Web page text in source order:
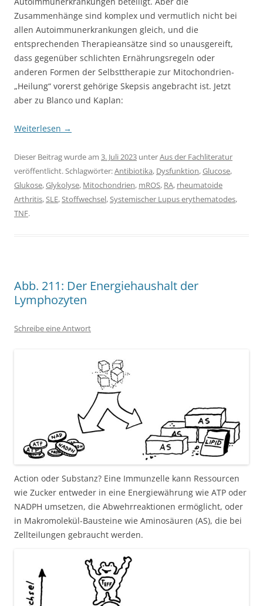
Zusammenhänge sind komplex und vermutlich nicht bei
allen Autoimmunerkrankungen gleich, und die
entsprechenden Therapieansätze sind so unausgereift,
dass gegenüber schlichten Ernährungsregeln oder
anderen Formen der Selbsttherapie zur Mitochondrien-
„Heilung“ vorerst gehörige Skepsis angebracht ist. Jetzt
aber zu Blanco und Kaplan:
Weiterlesen →
Dieser Beitrag wurde am 3. Juli 2023 unterAus der Fachliteratur
veröffentlicht. Schlagwörter:Antibiotika, Dysfunktion,Glucose,
Glukose,Glykolyse, Mitochondrien, mROS, RA, rheumatoide
Arthritis,SLE,Stoffwechsel,Systemischer Lupus erythematodes,
TNF.
Abb. 211: Der Energiehaushalt der
Lymphozyten
Schreibe eine Antwort
Action oder Substanz? Eine Immunzelle kann Ressourcen
wie Zucker entweder in eine Energiewährung wie ATP oder
NADPH umsetzen, die Abwehrreaktionen ermöglicht, oder
in Makromolekül-Bausteine wie Aminosäuren (AS), die bei
Zellteilungen gebraucht werden.